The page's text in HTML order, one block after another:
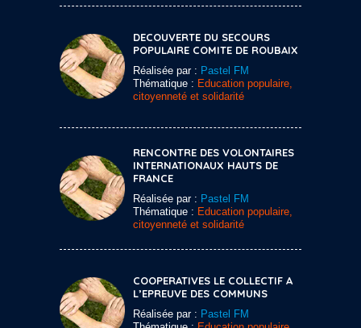
DECOUVERTE DU SECOURS
POPULAIRE COMITE DE ROUBAIX
Réalisée par : Pastel FM
Thématique : Education populaire,
citoyenneté et solidarité
RENCONTRE DES VOLONTAIRES
INTERNATIONAUX HAUTS DE
FRANCE
Réalisée par : Pastel FM
Thématique : Education populaire,
citoyenneté et solidarité
COOPERATIVES LE COLLECTIF A
L’EPREUVE DES COMMUNS
Réalisée par : Pastel FM